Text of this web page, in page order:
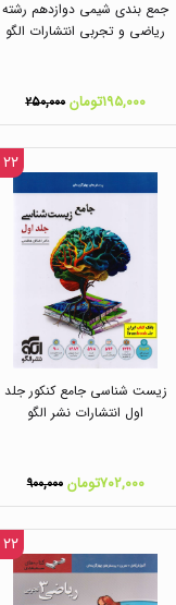
جمع بندی شیمی دوازدهم رشته
ریاضی و تجربی انتشارات الگو
۱۹۵,۰۰۰تومان ۲۵۰,۰۰۰
۲۲ %
زیست شناسی جامع کنکور جلد
اول انتشارات نشر الگو
۷۰۲,۰۰۰تومان ۹۰۰,۰۰۰
۲۲ %